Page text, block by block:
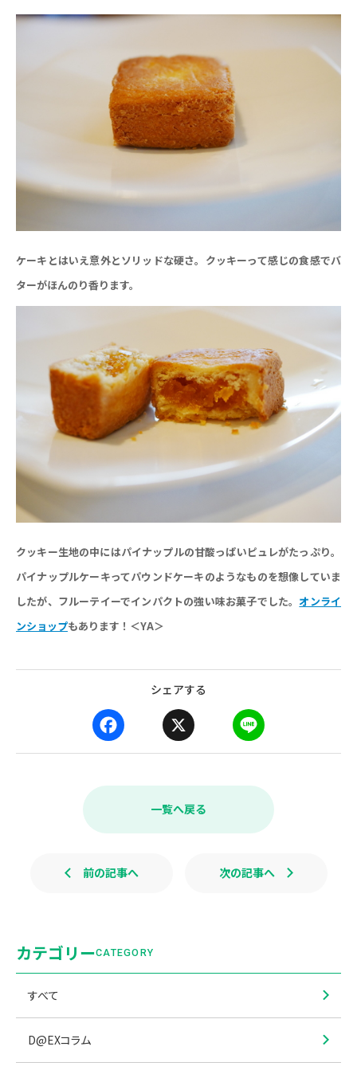
ケーキとはいえ意外とソリッドな硬さ。クッキーって感じの食感でバ
ターがほんのり香ります。
クッキー生地の中にはパイナップルの甘酸っぱいピュレがたっぷり。
パイナップルケーキってパウンドケーキのようなものを想像していま
したが、フルーテイーでインパクトの強い味お菓子でした。 オンライ
ンショップもあります！＜YA＞
シェアする
a
e
k
i
e
一覧へ戻る
前の記事へ 次の記事へ
カテゴリーCATEGORY
すべて
D@EXコラム